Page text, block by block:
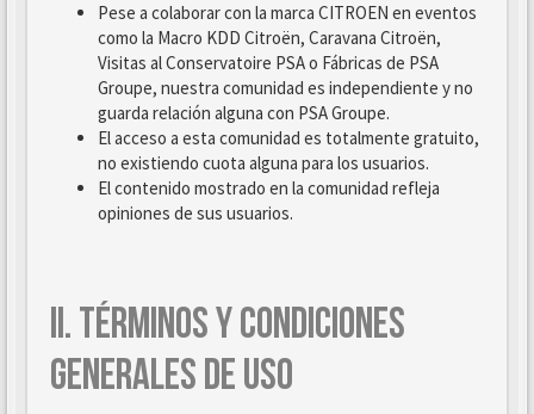
Pese a colaborar con la marca CITROEN en eventos
como la Macro KDD Citroën, Caravana Citroën,
Visitas al Conservatoire PSA o Fábricas de PSA
Groupe, nuestra comunidad es independiente y no
guarda relación alguna con PSA Groupe.
El acceso a esta comunidad es totalmente gratuito,
no existiendo cuota alguna para los usuarios.
El contenido mostrado en la comunidad refleja
opiniones de sus usuarios.
II. TÉRMINOS Y CONDICIONES
GENERALES DE USO